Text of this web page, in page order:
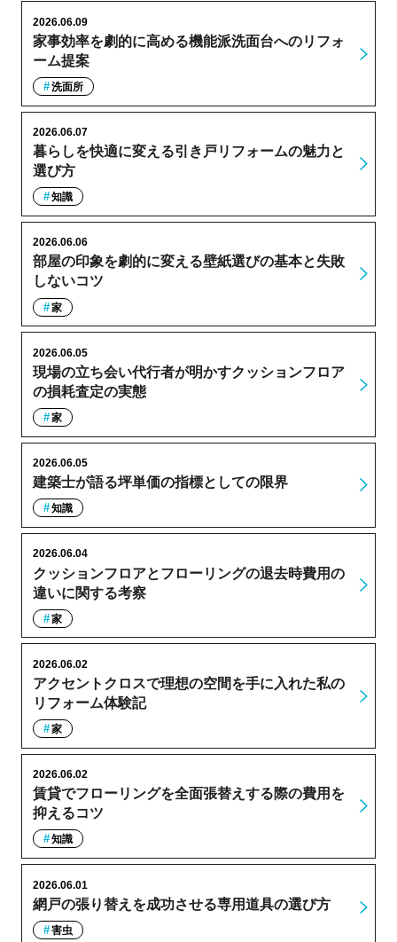
家事効率を劇的に高める機能派洗面台へのリフォ
ーム提案
2026.06.09
洗面所
暮らしを快適に変える引き戸リフォームの魅力と
選び方
2026.06.07
知識
部屋の印象を劇的に変える壁紙選びの基本と失敗
しないコツ
2026.06.06
家
現場の立ち会い代行者が明かすクッションフロア
の損耗査定の実態
2026.06.05
家
建築士が語る坪単価の指標としての限界
2026.06.05
知識
クッションフロアとフローリングの退去時費用の
違いに関する考察
2026.06.04
家
アクセントクロスで理想の空間を手に入れた私の
リフォーム体験記
2026.06.02
家
賃貸でフローリングを全面張替えする際の費用を
抑えるコツ
2026.06.02
知識
網戸の張り替えを成功させる専用道具の選び方
2026.06.01
害虫